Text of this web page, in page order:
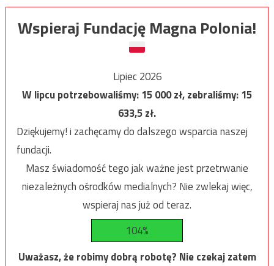
Wspieraj Fundację Magna Polonia!
Lipiec 2026
W lipcu potrzebowaliśmy:15 000zł, zebraliśmy:15
633,5zł.
Dziękujemy! i zachęcamy do dalszego wsparcia naszej
fundacji.
Masz świadomość tego jak ważne jest przetrwanie
niezależnych ośrodków medialnych? Nie zwlekaj więc,
wspieraj nas już od teraz.
104%
Uważasz, że robimy dobrą robotę? Nie czekaj zatem